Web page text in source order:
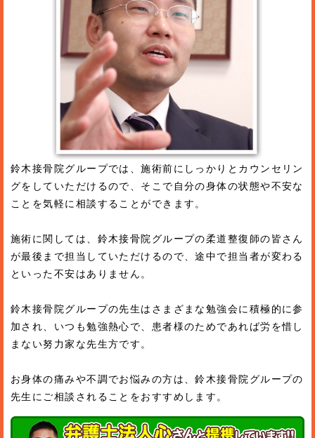
鈴木接骨院グループでは、施術前にしっかりとカウンセリン
グをしていただけるので、そこで自分の身体の状態や不安な
ことを気軽に相談することができます。
施術に関しては、鈴木接骨院グループの柔道整復師の皆さん
が最後まで担当していただけるので、途中で担当者が変わる
といった不安はありません。
鈴木接骨院グループの先生はさまざまな勉強会に積極的に参
加され、いつも勉強熱心で、患者様のためであれば労を惜し
まない努力家な先生方です。
お身体の痛みや不調でお悩みの方は、鈴木接骨院グループの
先生にご相談されることをおすすめします。